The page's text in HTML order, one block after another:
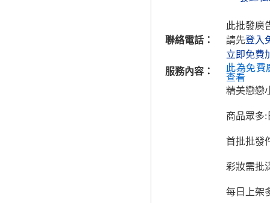
聯絡電話：
此批發廣
請先登入
立即免費
服務內容：
此為免費
查看
精美戀戀
商品眾多:
首批批發
彩妝需批
每日上架